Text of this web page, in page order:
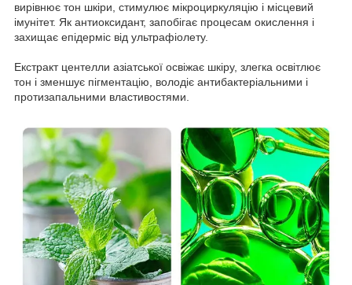
вирівнює тон шкіри, стимулює мікроциркуляцію і місцевий
імунітет. Як антиоксидант, запобігає процесам окислення і
захищає епідерміс від ультрафіолету.
Екстракт центелли азіатської освіжає шкіру, злегка освітлює
тон і зменшує пігментацію, володіє антибактеріальними і
протизапальними властивостями.